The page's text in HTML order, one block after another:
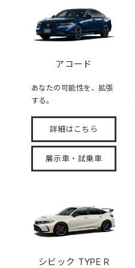
アコード
あなたの可能性を、拡張
する。
詳細はこちら
展示車・試乗車
シビック TYPE R